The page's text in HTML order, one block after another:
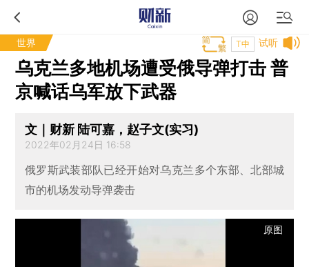
世界 试听
T中
乌克兰多地机场遭受俄导弹打击 普
京喊话乌军放下武器
文｜财新 陆可嘉，赵子文(实习)
2022年02月24日 16:58
俄罗斯武装部队已经开始对乌克兰多个东部、北部城
市的机场发动导弹袭击
原图